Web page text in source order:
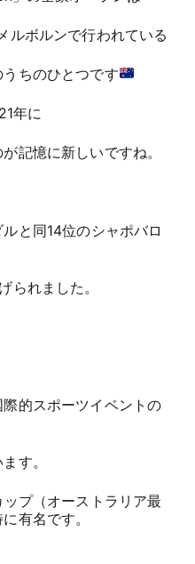
ルボルンで行われている
ちのひとつです
年に
記憶に新しいですね。
と同14位のシャポバロ
られました。
的スポーツイベントの
す。
プ（オーストラリア最
有名です。